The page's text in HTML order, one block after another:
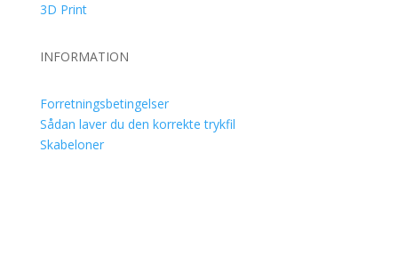
3D Print
INFORMATION
Forretningsbetingelser
Sådan laver du den korrekte trykfil
Skabeloner